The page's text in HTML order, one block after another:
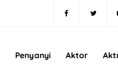
Penyanyi Aktor